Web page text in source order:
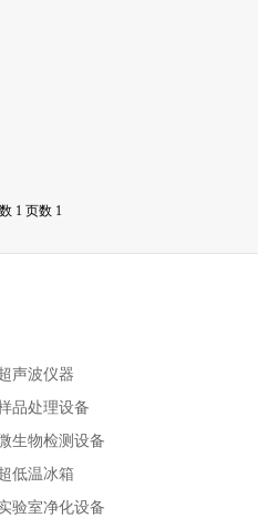
1 页数 1
声波仪器
品处理设备
生物检测设备
低温冰箱
验室净化设备